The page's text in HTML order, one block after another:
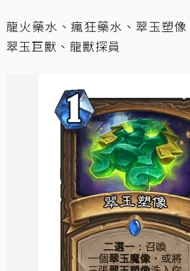
龍火藥水、瘋狂藥水、翠玉塑像
翠玉巨獸、龍獸探員